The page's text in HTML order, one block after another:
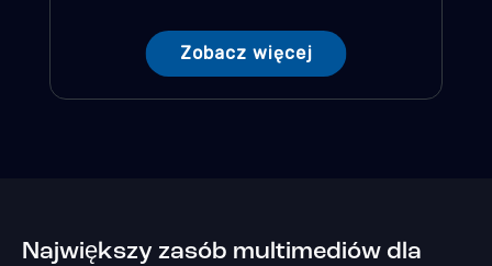
Zobacz więcej
Największy zasób multimediów dla